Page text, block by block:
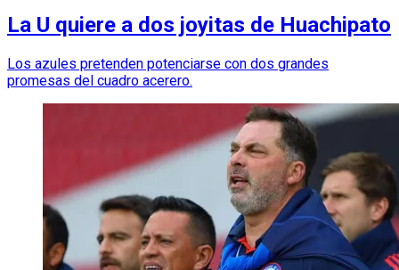
La U quiere a dos joyitas de Huachipato
Los azules pretenden potenciarse con dos grandes
promesas del cuadro acerero.